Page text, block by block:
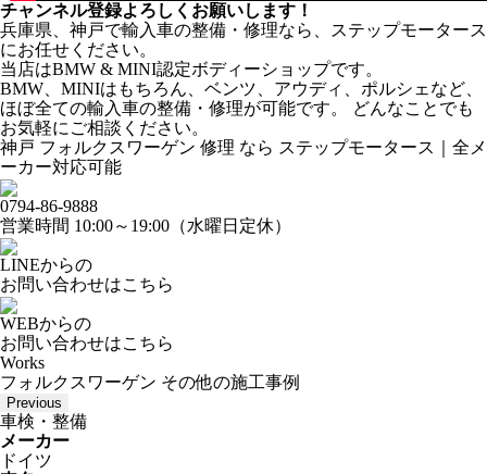
チャンネル登録よろしくお願いします！
兵庫県、神戸で輸入車の整備・修理なら、ステップモータース
にお任せください。
当店はBMW & MINI認定ボディーショップです。
BMW、MINIはもちろん、ベンツ、アウディ、ポルシェなど、
ほぼ全ての輸入車の整備・修理が可能です。 どんなことでも
お気軽にご相談ください。
神戸 フォルクスワーゲン 修理 なら ステップモータース｜全メ
ーカー対応可能
0794-86-9888
営業時間 10:00～19:00（水曜日定休）
LINEからの
お問い合わせはこちら
WEBからの
お問い合わせはこちら
Works
フォルクスワーゲン その他の施工事例
Previous
車検・整備
メーカー
ドイツ